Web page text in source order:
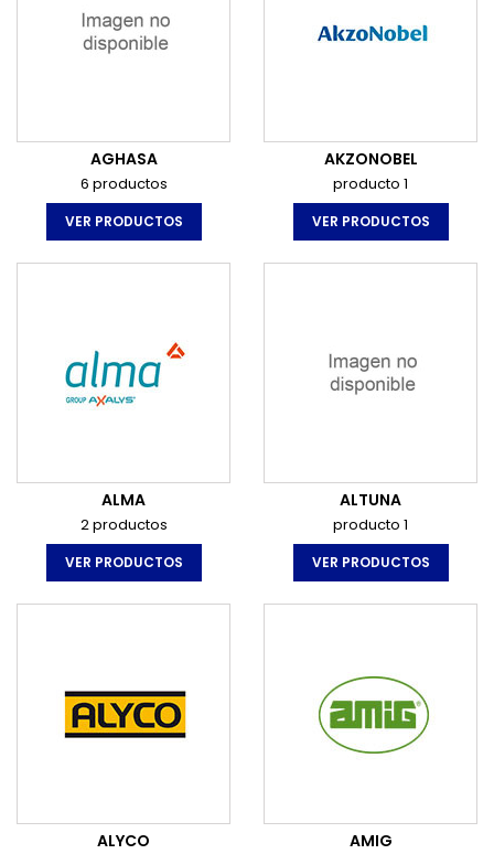
AGHASA
6 productos
VER PRODUCTOS
AKZONOBEL
producto 1
VER PRODUCTOS
ALMA
2 productos
VER PRODUCTOS
ALTUNA
producto 1
VER PRODUCTOS
ALYCO AMIG